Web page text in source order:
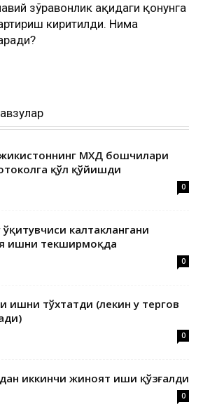
зўравонлик ҳақидаги қонунга
киритилди. Нима
МХДҚ бошчилари
қўл қўйишди
0
калтаклангани
ишни текширмоқда
0
ишни тўхтатди (лекин у тергов
0
иккинчи жиноят иши қўзғалди
0